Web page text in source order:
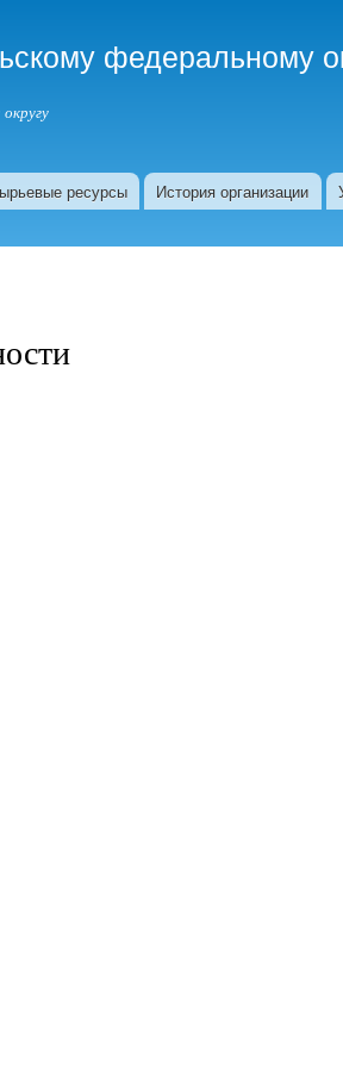
федеральному
ресурсы История организации